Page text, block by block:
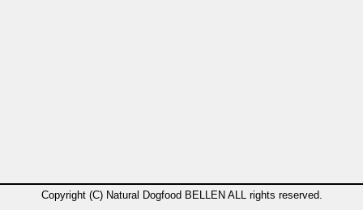
Copyright (C) Natural Dogfood BELLEN ALL rights reserved.